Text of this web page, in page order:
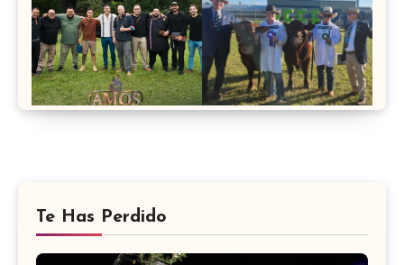
Te Has Perdido